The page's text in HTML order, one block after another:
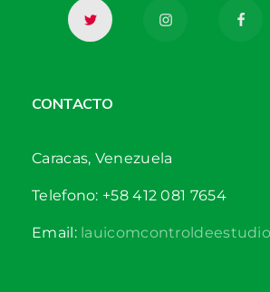
CONTACTO
Caracas, Venezuela
Telefono: +58 412 081 7654
Email: